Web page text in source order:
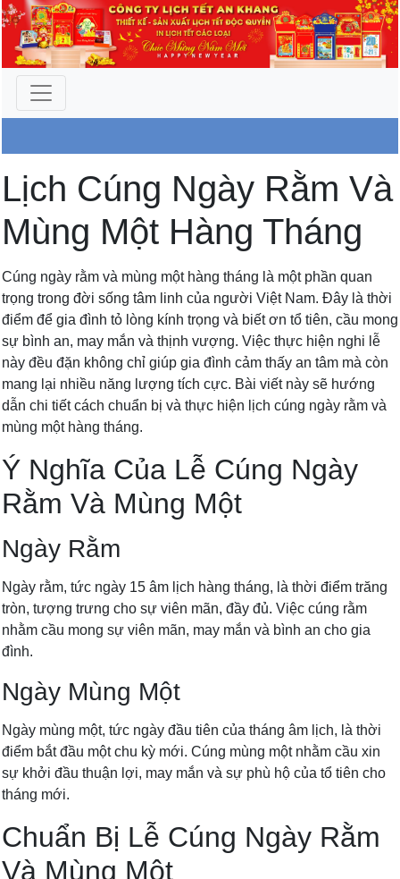
Công Ty An Khang
Lịch Cúng Ngày Rằm Và
Mùng Một Hàng Tháng
Cúng ngày rằm và mùng một hàng tháng là một phần quan
trọng trong đời sống tâm linh của người Việt Nam. Đây là thời
điểm để gia đình tỏ lòng kính trọng và biết ơn tổ tiên, cầu mong
sự bình an, may mắn và thịnh vượng. Việc thực hiện nghi lễ
này đều đặn không chỉ giúp gia đình cảm thấy an tâm mà còn
mang lại nhiều năng lượng tích cực. Bài viết này sẽ hướng
dẫn chi tiết cách chuẩn bị và thực hiện lịch cúng ngày rằm và
mùng một hàng tháng.
Ý Nghĩa Của Lễ Cúng Ngày
Rằm Và Mùng Một
Ngày Rằm
Ngày rằm, tức ngày 15 âm lịch hàng tháng, là thời điểm trăng
tròn, tượng trưng cho sự viên mãn, đầy đủ. Việc cúng rằm
nhằm cầu mong sự viên mãn, may mắn và bình an cho gia
đình.
Ngày Mùng Một
Ngày mùng một, tức ngày đầu tiên của tháng âm lịch, là thời
điểm bắt đầu một chu kỳ mới. Cúng mùng một nhằm cầu xin
sự khởi đầu thuận lợi, may mắn và sự phù hộ của tổ tiên cho
tháng mới.
Chuẩn Bị Lễ Cúng Ngày Rằm
Và Mùng Một